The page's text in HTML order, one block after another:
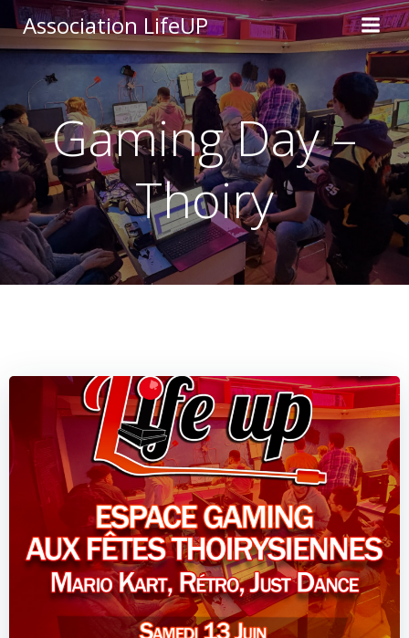
Aller
au
contenu
Association LifeUP
Gaming Day –
Thoiry